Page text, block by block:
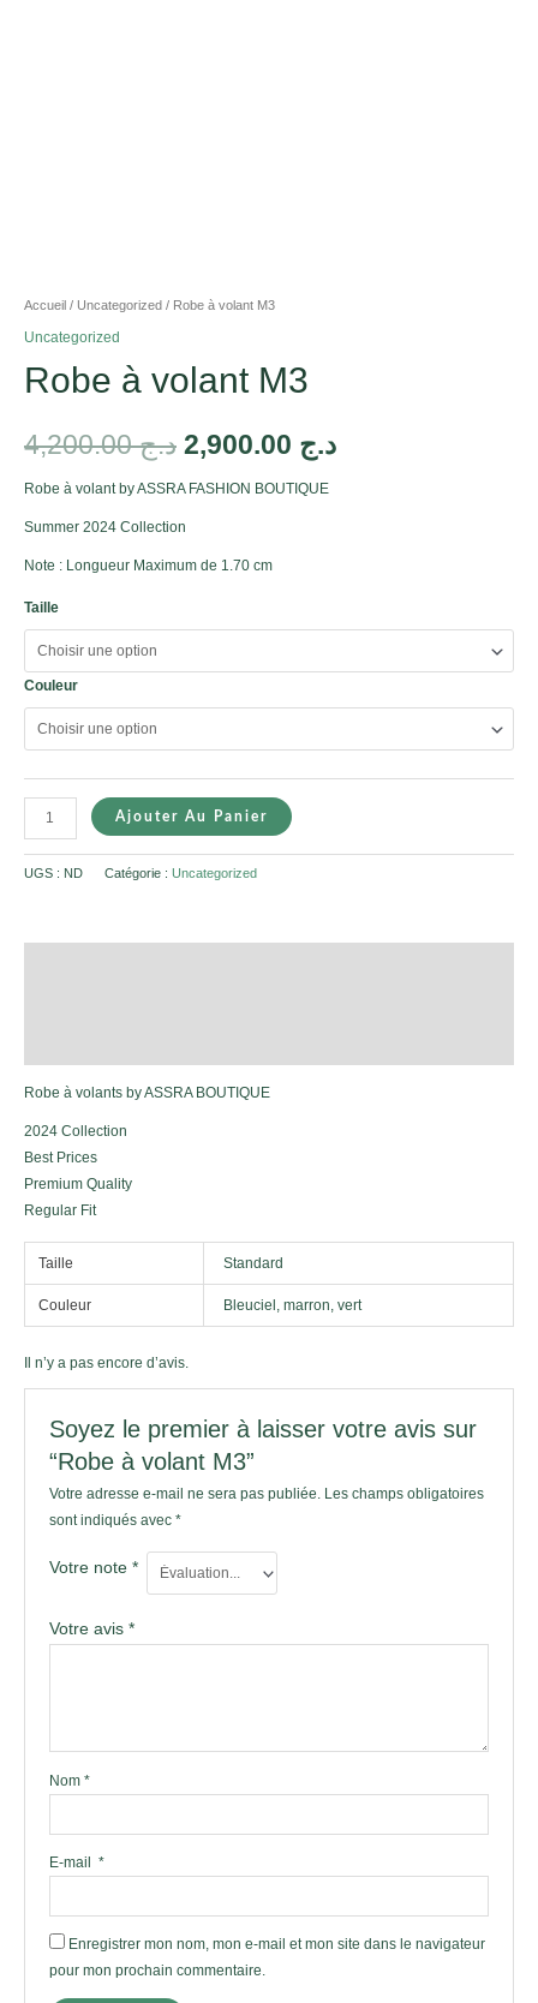
Accueil / Uncategorized / Robe à volant M3
Uncategorized
Robe à volant M3
د.ج4,200.00 د.ج
Robe à volant by ASSRA FASHION BOUTIQUE
Summer 2024 Collection
Note : Longueur Maximum de 1.70 cm
Taille
Couleur
Ajouter Au Panier
UGS : ND Catégorie : Uncategorized
Robe à volants by ASSRA BOUTIQUE
2024 Collection
Best Prices
Premium Quality
Regular Fit
Taille Standard
Couleur Bleuciel, marron, vert
Il n’y a pas encore d’avis.
Soyez le premier à laisser votre avis sur
“Robe à volant M3”
Votre adresse e-mail ne sera pas publiée. Les champs obligatoires
sont indiqués avec*
Votre note*
Votre avis*
Nom*
E-mail*
Enregistrer mon nom, mon e-mail et mon site dans le navigateur
pour mon prochain commentaire.